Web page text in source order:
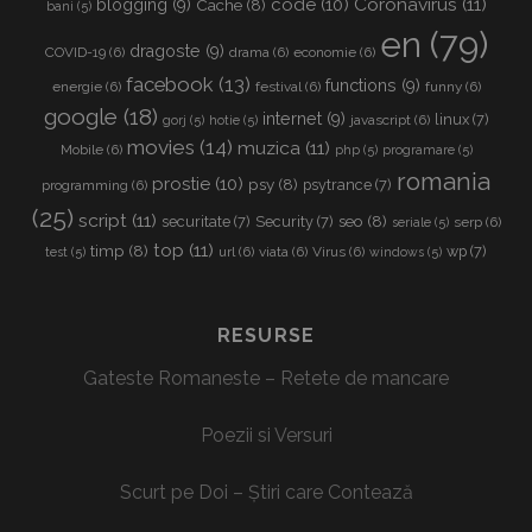
bani (5) blogging (9) Cache(8) code(10)
COVID-19(6) dragoste (9) drama (6) economie(6) en (79)
energie(6) facebook (13) festival(6) functions (9) funny(6)
google (18) gorj (5) hotie(5) internet(9) javascript(6) linux(7)
Mobile(6) movies (14) muzica(11) php(5) programare(5)
programming (6) prostie (10) psy (8) psytrance (7) romania
(25) script(11) securitate(7) Security(7) seo (8) seriale(5) serp(6)
test (5) timp (8) top (11) url(6) viata (6) Virus (6) windows (5) wp (7)
RESURSE
Gateste Romaneste – Retete de mancare
Poezii si Versuri
Scurt pe Doi – Știri care Contează